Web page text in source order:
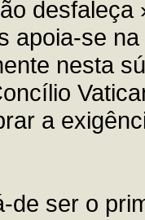
desfaleça
apoia-se
nesta
a
de ser o